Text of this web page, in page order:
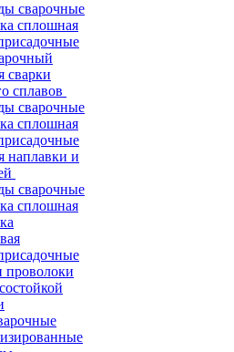
сварочные
сплошная
сварки
сплавов
сварочные
сплошная
наплавки и
сварочные
сплошная